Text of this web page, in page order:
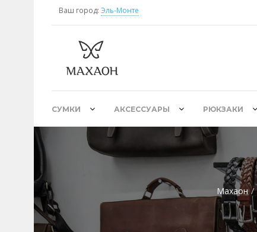
Ваш город: Эль-Монте
СУМКИ АКСЕССУАРЫ РЮКЗАКИ
Махаон